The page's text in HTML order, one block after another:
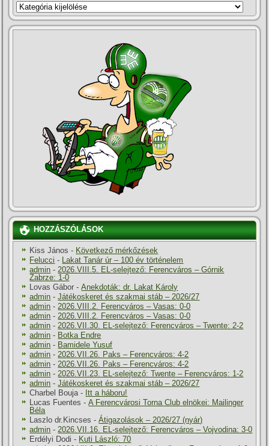
KATEGÓRIÁK
HOZZÁSZÓLÁSOK
Kiss János - Következő mérkőzések
Felucci - Lakat Tanár úr – 100 év történelem
admin -2026.VIII.5. EL-selejtező: Ferencváros – Górnik
Zabrze: 1-0
Lovas Gábor -Anekdoták: dr. Lakat Károly
admin -Játékoskeret és szakmai stáb – 2026/27
admin -2026.VIII.2. Ferencváros – Vasas: 0-0
admin -2026.VIII.2. Ferencváros – Vasas: 0-0
admin -2026.VII.30. EL-selejtező: Ferencváros – Twente: 2-2
admin - Botka Endre
admin - Bamidele Yusuf
admin -2026.VII.26. Paks – Ferencváros: 4-2
admin -2026.VII.26. Paks – Ferencváros: 4-2
admin -2026.VII.23. EL-selejtező: Twente – Ferencváros: 1-2
admin -Játékoskeret és szakmai stáb – 2026/27
Charbel Bouja- Itt a háboru!
Lucas Fuentes -A Ferencvárosi Torna Club elnökei: Mailinger
Béla
Laszlo dr.Kincses -Átigazolások – 2026/27 (nyár)
admin -2026.VII.16. EL-selejtező: Ferencváros – Vojvodina: 3-0
Erdélyi Dodi - Kuti László: 70